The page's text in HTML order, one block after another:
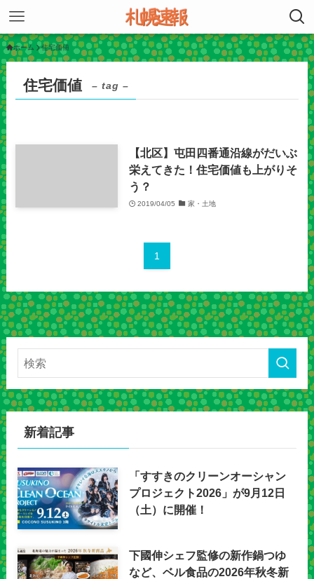
ホーム 住宅価値
住宅価値 – tag –
【北区】屯田四番通沿線がだいぶ
栄えてきた！住宅価値も上がりそ
う？
2019/04/05 家・土地
1
新着記事
「すすきのクリーンオーシャン
プロジェクト2026」が9月12日
（土）に開催！
下國伸シェフ監修の新作鍋つゆ
など、ベル食品の2026年秋冬新